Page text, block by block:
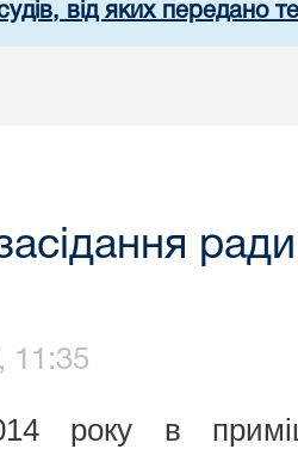
від яких передано
11:35
року в